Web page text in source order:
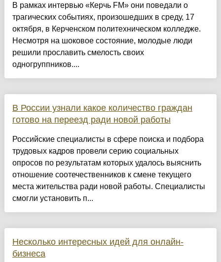
В рамках интервью «Керчь FM» они поведали о
трагических событиях, произошедших в среду, 17
октября, в Керченском политехническом колледже.
Несмотря на шоковое состояние, молодые люди
решили прославить смелость своих
одногруппников....
В России узнали какое количество граждан
готово на переезд ради новой работы
Российские специалисты в сфере поиска и подбора
трудовых кадров провели серию социальных
опросов по результатам которых удалось выяснить
отношение соотечественников к смене текущего
места жительства ради новой работы. Специалисты
смогли установить п...
Несколько интересных идей для онлайн-
бизнеса